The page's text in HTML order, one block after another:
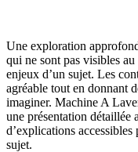
Une exploration
qui ne sont pas visibles
enjeux d’un sujet. Les
agréable tout en donnant
imaginer. Machine A
une présentation détaillée
d’explications
sujet.